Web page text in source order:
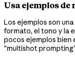
Usa ejemplos de
Los ejemplos son
formato, el tono y la
pocos ejemplos
"multishot